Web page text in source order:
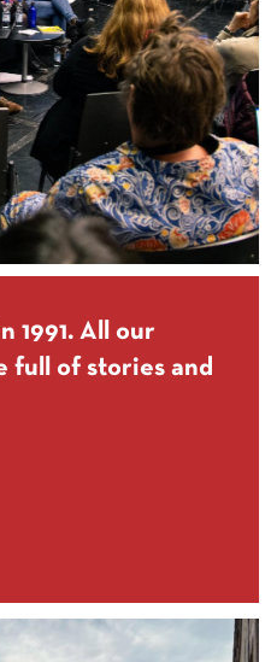
1991. All our
full of stories and